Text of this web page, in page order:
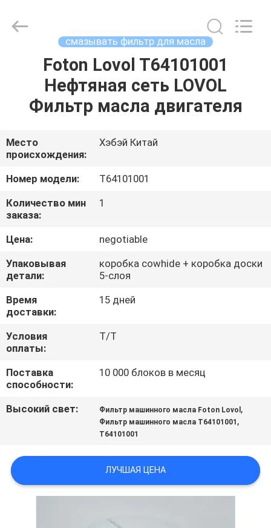
ПРОДУКТЫ
ВИДЕО
О
НАС
ПУТЕШЕСТВИЕ
ФАБРИКИ
ПРОВЕРКА
КАЧЕСТВА
СВЯЖИТЕСЬ
МЫ
НОВОСТИ
СЛУЧАИ
КАРТА
Rights
Reserved.
смазывать фильтр для масла
Foton Lovol T64101001
Нефтяная сеть LOVOL
Фильтр масла двигателя
Место
происхождения:
Хэбэй Китай
Номер модели:
T64101001
Количество мин
заказа:
1
Цена:
negotiable
Упаковывая
детали:
коробка cowhide + коробка доски
5-слоя
Время
доставки:
15 дней
Условия
оплаты:
T/T
Поставка
способности:
10 000 блоков в месяц
Высокий свет: Фильтр машинного масла Foton Lovol ,
Фильтр машинного масла T64101001 ,
T64101001
ЛУЧШАЯ ЦЕНА